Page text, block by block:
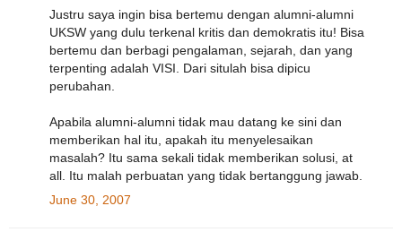
Justru saya ingin bisa bertemu dengan alumni-alumni
UKSW yang dulu terkenal kritis dan demokratis itu! Bisa
bertemu dan berbagi pengalaman, sejarah, dan yang
terpenting adalah VISI. Dari situlah bisa dipicu
perubahan.
Apabila alumni-alumni tidak mau datang ke sini dan
memberikan hal itu, apakah itu menyelesaikan
masalah? Itu sama sekali tidak memberikan solusi, at
all. Itu malah perbuatan yang tidak bertanggung jawab.
June 30, 2007